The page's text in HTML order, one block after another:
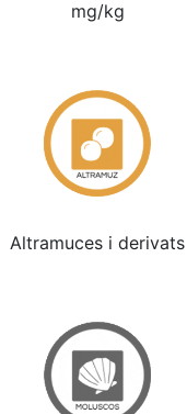
mg/kg
Altramuces i derivats